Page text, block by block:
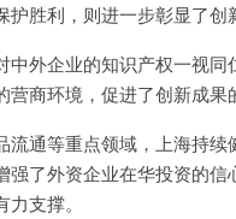
胜利，则进一步彰显了创
中外企业的知识产权一视
商环境，促进了创新成果
通等重点领域，上海持
强了外资企业在华投资的
支撑。